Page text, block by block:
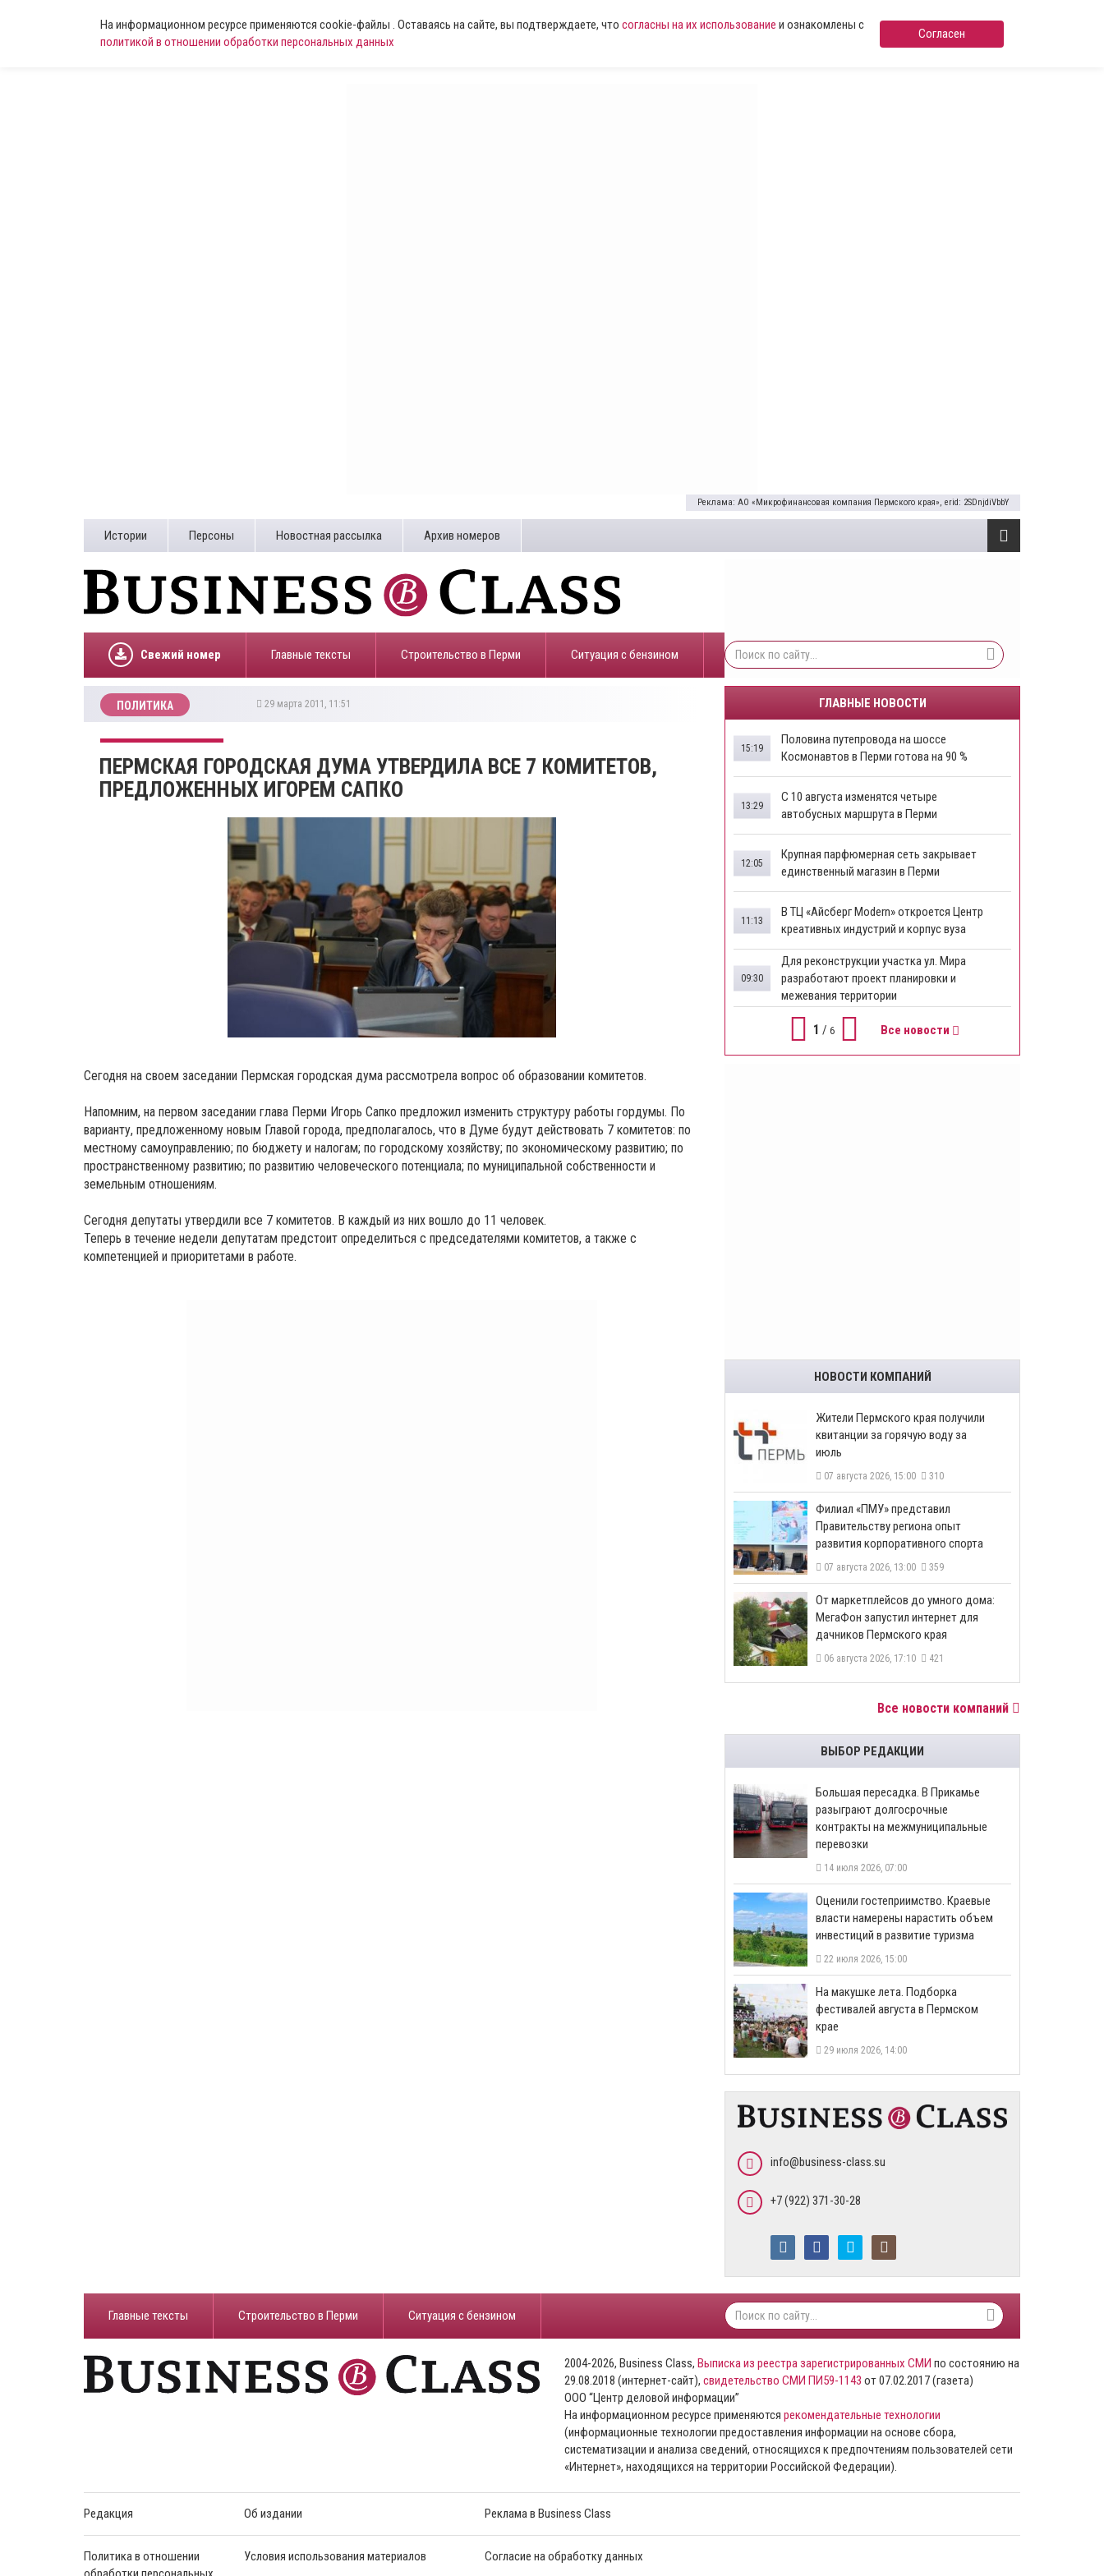
На информационном ресурсе применяются cookie-файлы . Оставаясь на сайте, вы подтверждаете, что согласны на их использование и ознакомлены с
политикой в отношении обработки персональных данных
Согласен
Реклама: АО «Микрофинансовая компания Пермского края», erid: 2SDnjdiVbbY
Истории Персоны Новостная рассылка Архив номеров
Свежий номер Главные тексты Строительство в Перми ​Ситуация с бензином
ПОЛИТИКА 29 марта 2011, 11:51
ПЕРМСКАЯ ГОРОДСКАЯ ДУМА УТВЕРДИЛА ВСЕ 7 КОМИТЕТОВ,
ПРЕДЛОЖЕННЫХ ИГОРЕМ САПКО
Сегодня на своем заседании Пермская городская дума рассмотрела вопрос об образовании комитетов.
Напомним, на первом заседании глава Перми Игорь Сапко предложил изменить структуру работы гордумы. По
варианту, предложенному новым Главой города, предполагалось, что в Думе будут действовать 7 комитетов: по
местному самоуправлению; по бюджету и налогам; по городскому хозяйству; по экономическому развитию; по
пространственному развитию; по развитию человеческого потенциала; по муниципальной собственности и
земельным отношениям.
Сегодня депутаты утвердили все 7 комитетов. В каждый из них вошло до 11 человек.
Теперь в течение недели депутатам предстоит определиться с председателями комитетов, а также с
компетенцией и приоритетами в работе.
ГЛАВНЫЕ НОВОСТИ
​Половина путепровода на шоссе
Космонавтов в Перми готова на 90 %
15:19
​С 10 августа изменятся четыре
автобусных маршрута в Перми
13:29
​Крупная парфюмерная сеть закрывает
единственный магазин в Перми
12:05
​В ТЦ «Айсберг Modern» откроется Центр
креативных индустрий и корпус вуза
11:13
Для реконструкции участка ул. Мира
разработают проект планировки и
межевания территории
09:30
1 / 6 Все новости
НОВОСТИ КОМПАНИЙ
​Жители Пермского края получили
квитанции за горячую воду за
июль
07 августа 2026, 15:00 310
​Филиал «ПМУ» представил
Правительству региона опыт
развития корпоративного спорта
07 августа 2026, 13:00 359
От маркетплейсов до умного дома:
МегаФон запустил интернет для
дачников Пермского края
06 августа 2026, 17:10 421
Все новости компаний
ВЫБОР РЕДАКЦИИ
Большая пересадка. В Прикамье
разыграют долгосрочные
контракты на межмуниципальные
перевозки
14 июля 2026, 07:00
Оценили гостеприимство. Краевые
власти намерены нарастить объем
инвестиций в развитие туризма
22 июля 2026, 15:00
На макушке лета. Подборка
фестивалей августа в Пермском
крае
29 июля 2026, 14:00
info@business-class.su
+7 (922) 371-30-28
Главные тексты Строительство в Перми ​Ситуация с бензином
2004-2026, Business Class, Выписка из реестра зарегистрированных СМИ по состоянию на
29.08.2018 (интернет-сайт), свидетельство СМИ ПИ59-1143 от 07.02.2017 (газета)
ООО “Центр деловой информации”
На информационном ресурсе применяются рекомендательные технологии
(информационные технологии предоставления информации на основе сбора,
систематизации и анализа сведений, относящихся к предпочтениям пользователей сети
«Интернет», находящихся на территории Российской Федерации).
Редакция Об издании Реклама в Business Class
Политика в отношении
Условия использования материалов Согласие на обработку данных